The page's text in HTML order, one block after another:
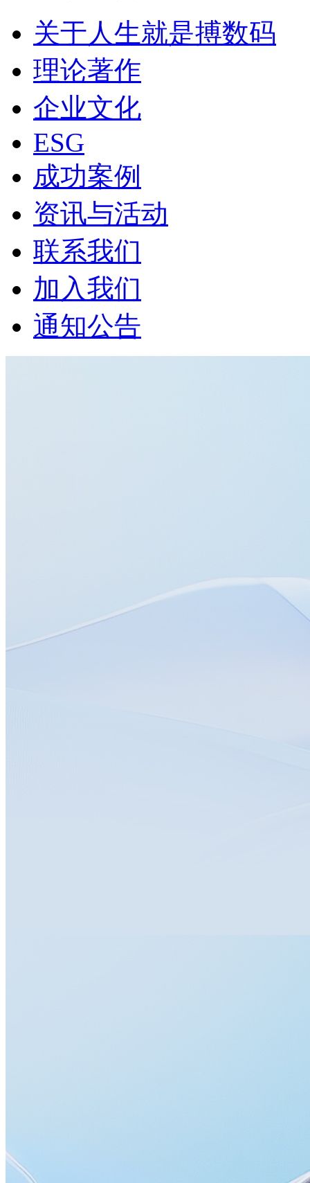
关于人生就是搏数码
理论著作
企业文化
ESG
成功案例
资讯与活动
联系我们
加入我们
通知公告